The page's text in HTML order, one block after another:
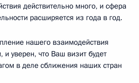
действительно много, и сфера
расширяется из года в год.
нашего взаимодействия
уверен, что Ваш визит будет
в деле сближения наших стран